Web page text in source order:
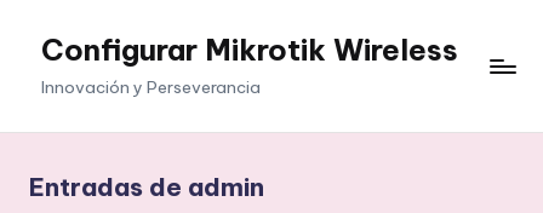
SaltarConfigurar Mikrotik Wireless
Innovación y Perseverancia
Entradas de admin